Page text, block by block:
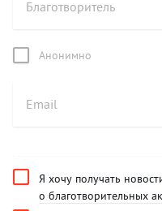
Анонимно
Я хочу получать
о благотворительных